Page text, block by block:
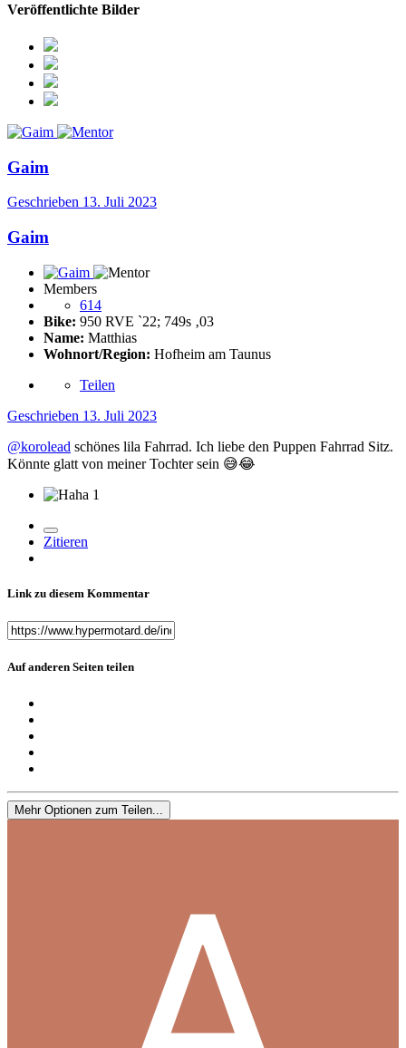
Veröffentlichte Bilder
Gaim
Geschrieben 13. Juli 2023
Gaim
Members
614
Bike: 950 RVE ˋ22; 749s ‚03
Name: Matthias
Wohnort/Region: Hofheim am Taunus
Teilen
Geschrieben 13. Juli 2023
@korolead schönes lila Fahrrad. Ich liebe den Puppen Fahrrad Sitz.
Könnte glatt von meiner Tochter sein 😅😂
1
Zitieren
Link zu diesem Kommentar
Auf anderen Seiten teilen
Mehr Optionen zum Teilen...